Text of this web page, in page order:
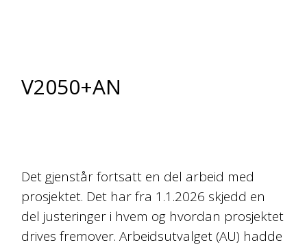
V2050+AN
Det gjenstår fortsatt en del arbeid med
prosjektet. Det har fra 1.1.2026 skjedd en
del justeringer i hvem og hvordan prosjektet
drives fremover. Arbeidsutvalget (AU) hadde